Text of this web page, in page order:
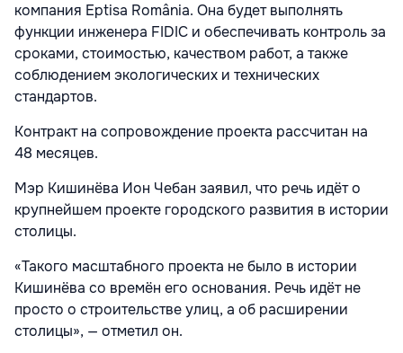
компания Eptisa România. Она будет выполнять
функции инженера FIDIC и обеспечивать контроль за
сроками, стоимостью, качеством работ, а также
соблюдением экологических и технических
стандартов.
Контракт на сопровождение проекта рассчитан на
48 месяцев.
Мэр Кишинёва Ион Чебан заявил, что речь идёт о
крупнейшем проекте городского развития в истории
столицы.
«Такого масштабного проекта не было в истории
Кишинёва со времён его основания. Речь идёт не
просто о строительстве улиц, а об расширении
столицы», — отметил он.